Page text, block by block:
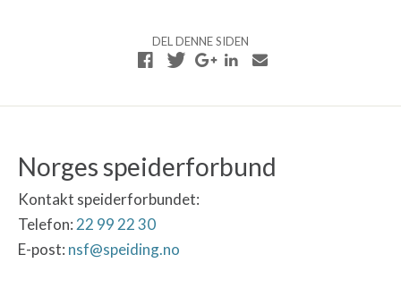
DEL DENNE SIDEN
Norges speiderforbund
Kontakt speiderforbundet:
Telefon: 22 99 22 30
E-post: nsf@speiding.no